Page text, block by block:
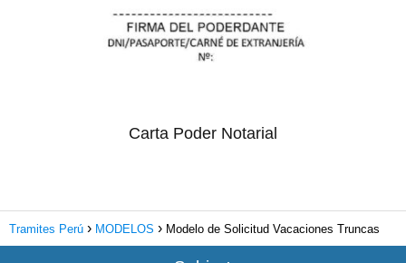
Carta Poder Notarial
Tramites Perú MODELOS Modelo de Solicitud Vacaciones Truncas